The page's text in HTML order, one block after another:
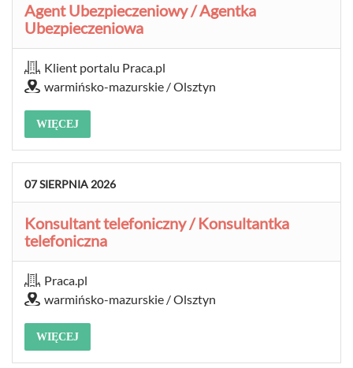
Agent Ubezpieczeniowy / Agentka
Ubezpieczeniowa
Klient portalu Praca.pl
warmińsko-mazurskie / Olsztyn
WIĘCEJ
07SIERPNIA 2026
Konsultant telefoniczny / Konsultantka
telefoniczna
Praca.pl
warmińsko-mazurskie / Olsztyn
WIĘCEJ